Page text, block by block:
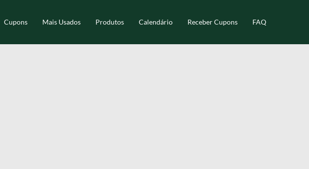
Cupons Mais Usados Produtos Calendário Receber Cupons FAQ